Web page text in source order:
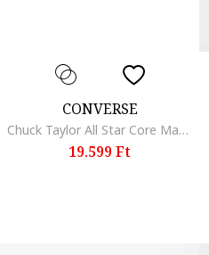
CONVERSE
Chuck Taylor All Star Core Magas Szárú Cipő, Fekete
19.599 Ft